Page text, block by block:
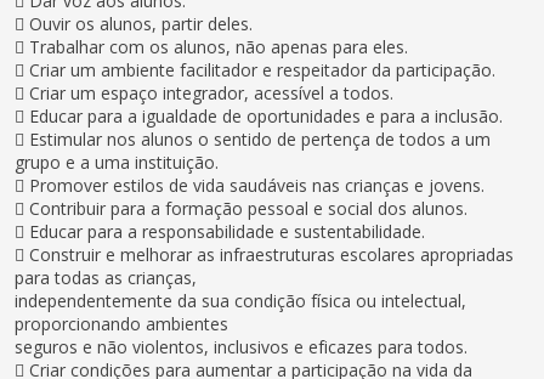
 Ouvir os alunos, partir deles.
 Trabalhar com os alunos, não apenas para eles.
 Criar um ambiente facilitador e respeitador da participação.
 Criar um espaço integrador, acessível a todos.
 Educar para a igualdade de oportunidades e para a inclusão.
 Estimular nos alunos o sentido de pertença de todos a um
grupo e a uma instituição.
 Promover estilos de vida saudáveis nas crianças e jovens.
 Contribuir para a formação pessoal e social dos alunos.
 Educar para a responsabilidade e sustentabilidade.
 Construir e melhorar as infraestruturas escolares apropriadas
para todas as crianças,
independentemente da sua condição física ou intelectual,
proporcionando ambientes
seguros e não violentos, inclusivos e eficazes para todos.
 Criar condições para aumentar a participação na vida da